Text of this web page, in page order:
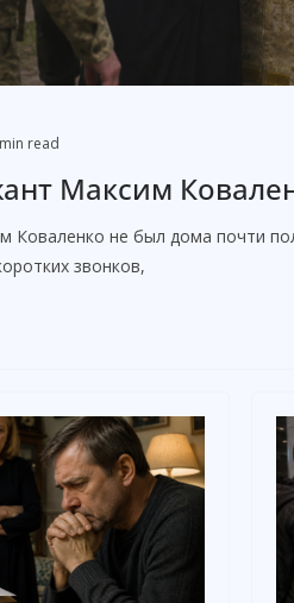
read
Максим
Коваленко не был дома почти
звонков,